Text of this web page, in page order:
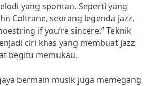
yang spontan. Seperti yang
Coltrane, seorang legenda jazz,
if you’re sincere.” Teknik
ciri khas yang membuat jazz
begitu memukau.
bermain musik juga memegang